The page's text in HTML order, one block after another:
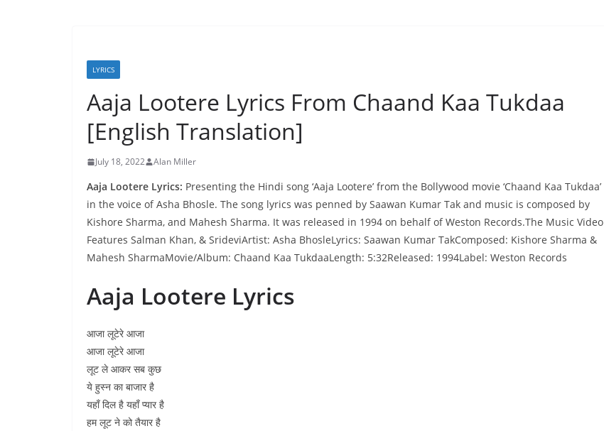
LYRICS
Aaja Lootere Lyrics From Chaand Kaa Tukdaa
[English Translation]
July 18, 2022 Alan Miller
Aaja Lootere Lyrics: Presenting the Hindi song ‘Aaja Lootere’ from the Bollywood movie ‘Chaand Kaa Tukdaa’
in the voice of Asha Bhosle. The song lyrics was penned by Saawan Kumar Tak and music is composed by
Kishore Sharma, and Mahesh Sharma. It was released in 1994 on behalf of Weston Records.The Music Video
Features Salman Khan, & SrideviArtist: Asha BhosleLyrics: Saawan Kumar TakComposed: Kishore Sharma &
Mahesh SharmaMovie/Album: Chaand Kaa TukdaaLength: 5:32Released: 1994Label: Weston Records
Aaja Lootere Lyrics
आजा लूटेरे आजा
आजा लूटेरे आजा
लूट ले आकर सब कुछ
ये हुस्न का बाजार है
यहाँ दिल है यहाँ प्यार है
हम लूट ने को तैयार है